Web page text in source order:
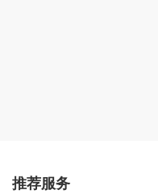
推荐服务